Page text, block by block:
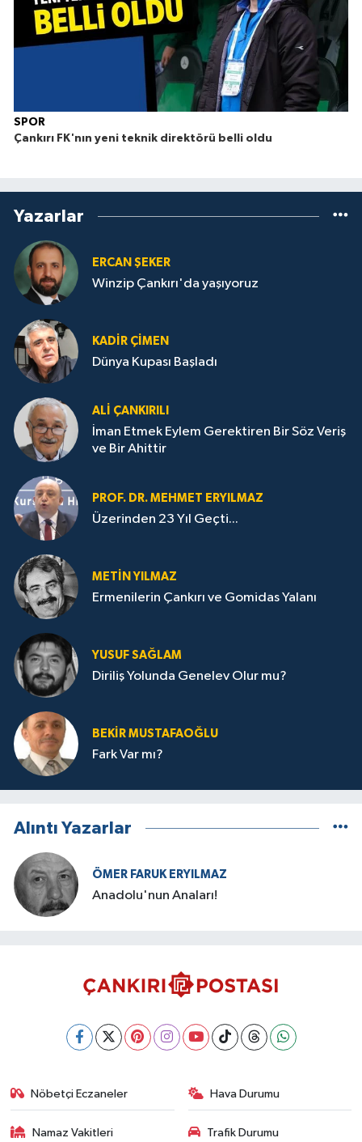
SPOR
Çankırı FK'nın yeni teknik direktörü belli oldu
Yazarlar
ERCAN ŞEKER
Winzip Çankırı'da yaşıyoruz
KADIR ÇIMEN
Dünya Kupası Başladı
ALI ÇANKIRILI
İman Etmek Eylem Gerektiren Bir Söz Veriş
ve Bir Ahittir
PROF. DR. MEHMET ERYILMAZ
Üzerinden 23 Yıl Geçti...
METIN YILMAZ
Ermenilerin Çankırı ve Gomidas Yalanı
YUSUF SAĞLAM
Diriliş Yolunda Genelev Olur mu?
BEKIR MUSTAFAOĞLU
Fark Var mı?
Alıntı Yazarlar
ÖMER FARUK ERYILMAZ
Anadolu'nun Anaları!
Nöbetçi Eczaneler Hava Durumu
Namaz Vakitleri Trafik Durumu